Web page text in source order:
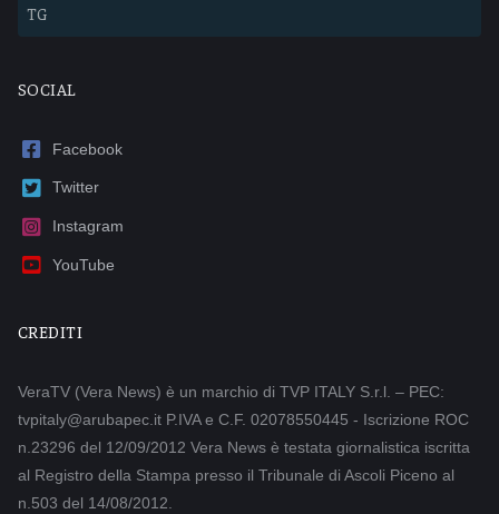
TG
SOCIAL
Facebook
Twitter
Instagram
YouTube
CREDITI
VeraTV (Vera News) è un marchio di TVP ITALY S.r.l. – PEC:
tvpitaly@arubapec.it P.IVA e C.F. 02078550445 - Iscrizione ROC
n.23296 del 12/09/2012 Vera News è testata giornalistica iscritta
al Registro della Stampa presso il Tribunale di Ascoli Piceno al
n.503 del 14/08/2012.